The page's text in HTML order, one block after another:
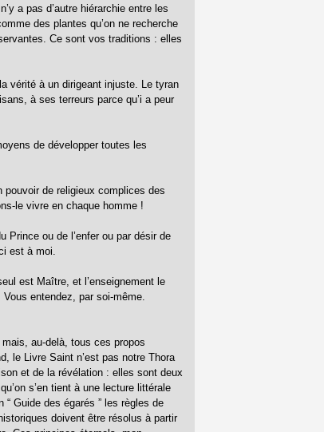
a pas d’autre hiérarchie entre les
des plantes qu’on ne recherche
Ce sont vos traditions : elles
vérité à un dirigeant injuste. Le tyran
à ses terreurs parce qu’i a peur
de développer toutes les
pouvoir de religieux complices des
le vivre en chaque homme !
Prince ou de l’enfer ou par désir de
est à moi.
est Maître, et l’enseignement le
entendez, par soi-même.
au-delà, tous ces propos
le Livre Saint n’est pas notre Thora
et de la révélation : elles sont deux
s’en tient à une lecture littérale
Guide des égarés ” les règles de
doivent être résolus à partir